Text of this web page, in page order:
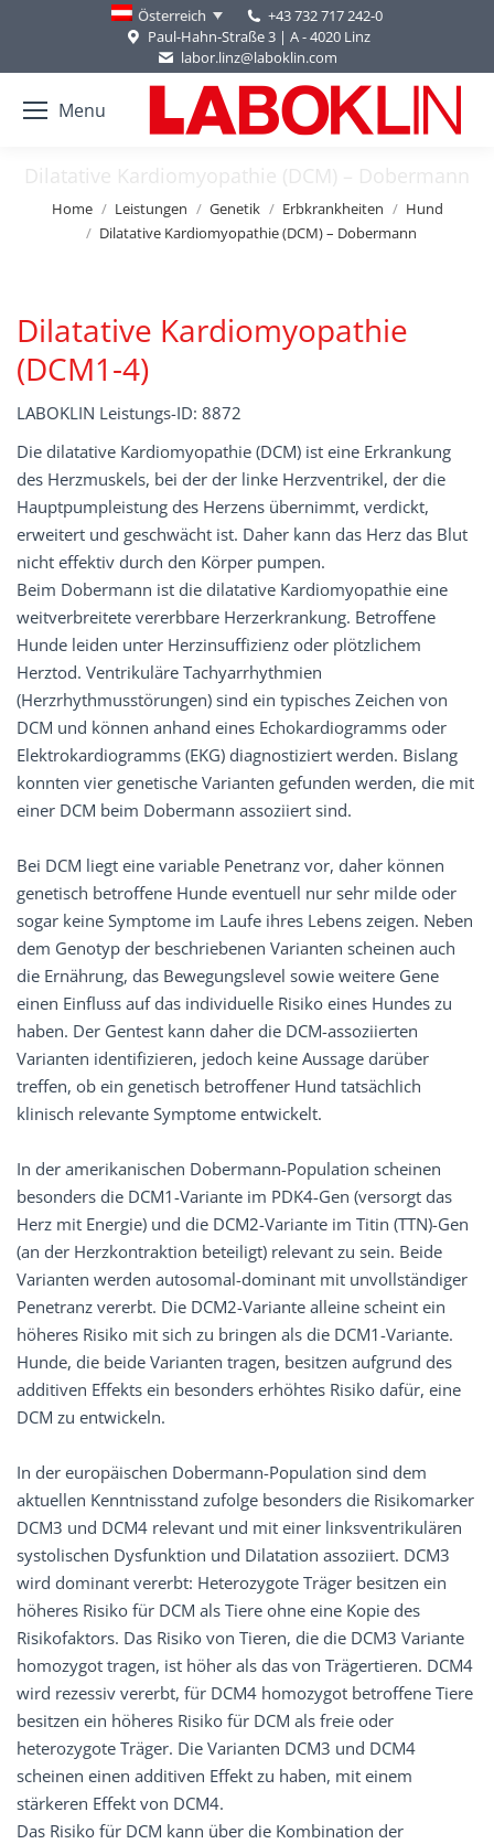
Österreich
+43 732 717 242-0
Paul-Hahn-Straße 3 | A - 4020 Linz
labor.linz@laboklin.com
Menu
Dilatative Kardiomyopathie (DCM) – Dobermann
You are here:
Home Leistungen Genetik Erbkrankheiten
Hund
Dilatative Kardiomyopathie (DCM) – Dobermann
Dilatative Kardiomyopathie
(DCM1-4)
LABOKLIN Leistungs-ID: 8872
Die dilatative Kardiomyopathie (DCM) ist eine Erkrankung
des Herzmuskels, bei der der linke Herzventrikel, der die
Hauptpumpleistung des Herzens übernimmt, verdickt,
erweitert und geschwächt ist. Daher kann das Herz das Blut
nicht effektiv durch den Körper pumpen.
Beim Dobermann ist die dilatative Kardiomyopathie eine
weitverbreitete vererbbare Herzerkrankung. Betroffene
Hunde leiden unter Herzinsuffizienz oder plötzlichem
Herztod. Ventrikuläre Tachyarrhythmien
(Herzrhythmusstörungen) sind ein typisches Zeichen von
DCM und können anhand eines Echokardiogramms oder
Elektrokardiogramms (EKG) diagnostiziert werden. Bislang
konnten vier genetische Varianten gefunden werden, die mit
einer DCM beim Dobermann assoziiert sind.
Bei DCM liegt eine variable Penetranz vor, daher können
genetisch betroffene Hunde eventuell nur sehr milde oder
sogar keine Symptome im Laufe ihres Lebens zeigen. Neben
dem Genotyp der beschriebenen Varianten scheinen auch
die Ernährung, das Bewegungslevel sowie weitere Gene
einen Einfluss auf das individuelle Risiko eines Hundes zu
haben. Der Gentest kann daher die DCM-assoziierten
Varianten identifizieren, jedoch keine Aussage darüber
treffen, ob ein genetisch betroffener Hund tatsächlich
klinisch relevante Symptome entwickelt.
In der amerikanischen Dobermann-Population scheinen
besonders die DCM1-Variante im PDK4-Gen (versorgt das
Herz mit Energie) und die DCM2-Variante im Titin (TTN)-Gen
(an der Herzkontraktion beteiligt) relevant zu sein. Beide
Varianten werden autosomal-dominant mit unvollständiger
Penetranz vererbt. Die DCM2-Variante alleine scheint ein
höheres Risiko mit sich zu bringen als die DCM1-Variante.
Hunde, die beide Varianten tragen, besitzen aufgrund des
additiven Effekts ein besonders erhöhtes Risiko dafür, eine
DCM zu entwickeln.
In der europäischen Dobermann-Population sind dem
aktuellen Kenntnisstand zufolge besonders die Risikomarker
DCM3 und DCM4 relevant und mit einer linksventrikulären
systolischen Dysfunktion und Dilatation assoziiert. DCM3
wird dominant vererbt: Heterozygote Träger besitzen ein
höheres Risiko für DCM als Tiere ohne eine Kopie des
Risikofaktors. Das Risiko von Tieren, die die DCM3 Variante
homozygot tragen, ist höher als das von Trägertieren. DCM4
wird rezessiv vererbt, für DCM4 homozygot betroffene Tiere
besitzen ein höheres Risiko für DCM als freie oder
heterozygote Träger. Die Varianten DCM3 und DCM4
scheinen einen additiven Effekt zu haben, mit einem
stärkeren Effekt von DCM4.
Das Risiko für DCM kann über die Kombination der